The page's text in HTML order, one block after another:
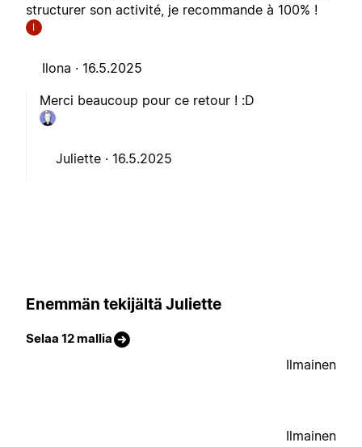
structurer son activité, je recommande à 100% !
I
Ilona · 16.5.2025
Merci beaucoup pour ce retour ! :D
Juliette · 16.5.2025
Enemmän tekijältä Juliette
Selaa 12 mallia
Ilmainen
Ilmainen